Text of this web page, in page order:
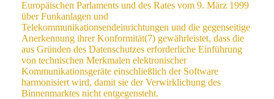
Europäischen Parlaments und des Rates vom 9. März 1999
über Funkanlagen und
Telekommunikationsendeinrichtungen und die gegenseitige
Anerkennung ihrer Konformität(7) gewährleistet, dass die
aus Gründen des Datenschutzes erforderliche Einführung
von technischen Merkmalen elektronischer
Kommunikationsgeräte einschließlich der Software
harmonisiert wird, damit sie der Verwirklichung des
Binnenmarktes nicht entgegensteht.